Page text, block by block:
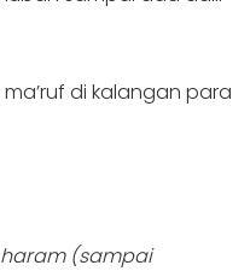
di kalangan para
(sampai